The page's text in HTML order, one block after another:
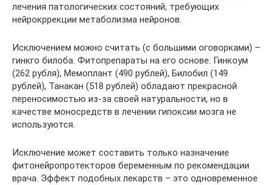
лечения патологических состояний, требующих
нейрокррекции метаболизма нейронов.
Исключением можно считать (с большими оговорками) –
гинкго билоба. Фитопрепараты на его основе: Гинкоум
(262 рубля), Мемоплант (490 рублей), Билобил (149
рублей), Танакан (518 рублей) обладают прекрасной
переносимостью из-за своей натуральности, но в
качестве моносредств в лечении гипоксии мозга не
используются.
Исключение может составить только назначение
фитонейропротекторов беременным по рекомендации
врача. Эффект подобных лекарств – это одновременное